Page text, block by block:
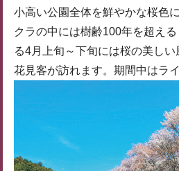
小高い公園全体を鮮やかな桜色
クラの中には樹齢100年を超え
る4月上旬～下旬には桜の美し
花見客が訪れます。期間中はラ